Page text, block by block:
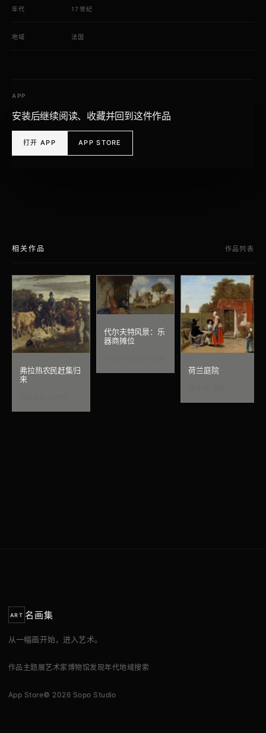
年代 17世纪
地域 法国
APP
安装后继续阅读、收藏并回到这件作品
打开 APP APP STORE
相关作品 作品列表
弗拉热农民赶集归
来
代尔夫特风景：乐
器商摊位
荷兰庭院
ART 名画集
从一幅画开始，进入艺术。
作品 主题展艺术家博物馆发现年代地域搜索
App Store© 2026 Sopo Studio